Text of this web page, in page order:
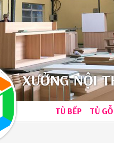
XƯỞNG NỘI
TỦ BẾP TỦ